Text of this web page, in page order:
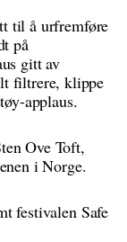
til å urfremføre
på
gitt av
filtrere, klippe
applaus.
Ove Toft,
i Norge.
festivalen Safe